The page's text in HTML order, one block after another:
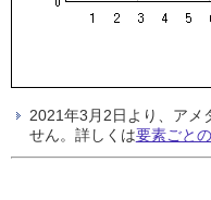
2021年3月2日より、アメ
せん。詳しくは要素ごと